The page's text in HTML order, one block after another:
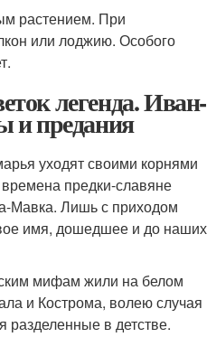
растением. При
или лоджию. Особого
легенда. Иван-
и предания
уходят своими корнями
предки-славяне
Мавка. Лишь с приходом
имя, дошедшее и до наших
мифам жили на белом
и Кострома, волею случая
разделенные в детстве.